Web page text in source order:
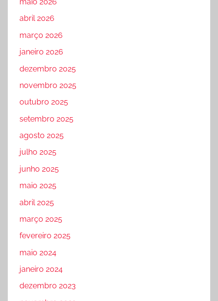
abril 2026
março 2026
janeiro 2026
dezembro 2025
novembro 2025
outubro 2025
setembro 2025
agosto 2025
julho 2025
junho 2025
maio 2025
abril 2025
março 2025
fevereiro 2025
maio 2024
janeiro 2024
dezembro 2023